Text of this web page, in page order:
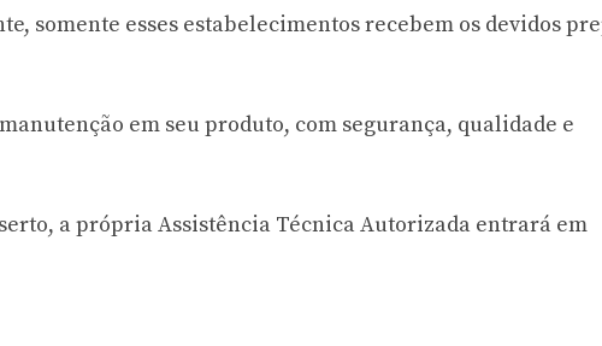
somente esses estabelecimentos recebem os devidos
em seu produto, com segurança, qualidade e
a própria Assistência Técnica Autorizada entrará em